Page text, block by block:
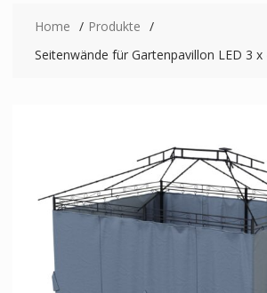
Home
Produkte
Seitenwände für Gartenpavillon LED 3 x